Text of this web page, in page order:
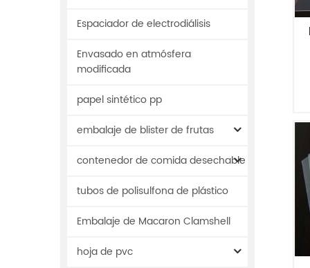
Espaciador de electrodiálisis
Envasado en atmósfera
modificada
papel sintético pp
embalaje de blister de frutas
contenedor de comida desechable
tubos de polisulfona de plástico
Embalaje de Macaron Clamshell
hoja de pvc